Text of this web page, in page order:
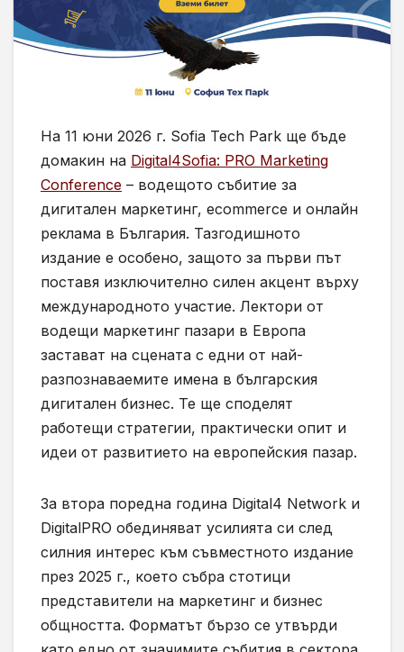
На 11 юни 2026 г. Sofia Tech Park ще бъде
домакин на Digital4Sofia: PRO Marketing
Conference – водещото събитие за
дигитален маркетинг, ecommerce и онлайн
реклама в България. Тазгодишното
издание е особено, защото за първи път
поставя изключително силен акцент върху
международното участие. Лектори от
водещи маркетинг пазари в Европа
застават на сцената с едни от най-
разпознаваемите имена в българския
дигитален бизнес. Те ще споделят
работещи стратегии, практически опит и
идеи от развитието на европейския пазар.
За втора поредна година Digital4 Network и
DigitalPRO обединяват усилията си след
силния интерес към съвместното издание
през 2025 г., което събра стотици
представители на маркетинг и бизнес
общността. Форматът бързо се утвърди